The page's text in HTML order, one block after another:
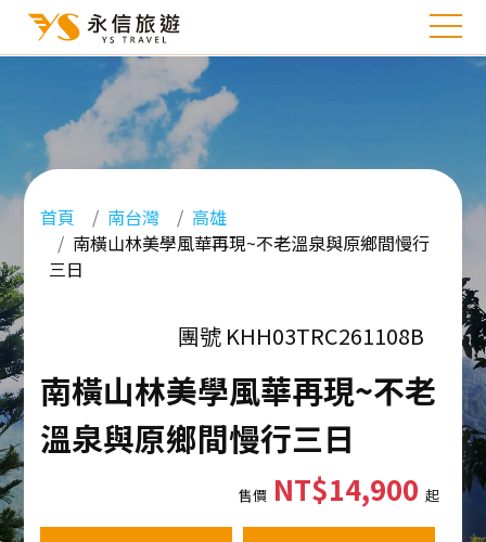
首頁 南台灣
高雄
南橫山林美學風華再現~不老溫泉與原鄉間慢行
三日
團號 KHH03TRC261108B
南橫山林美學風華再現~不老
溫泉與原鄉間慢行三日
售價NT$14,900 起